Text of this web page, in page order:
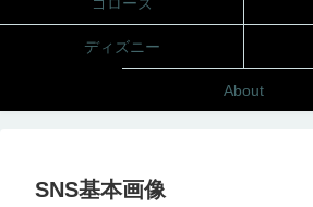
ディズニー
About
SNS基本画像